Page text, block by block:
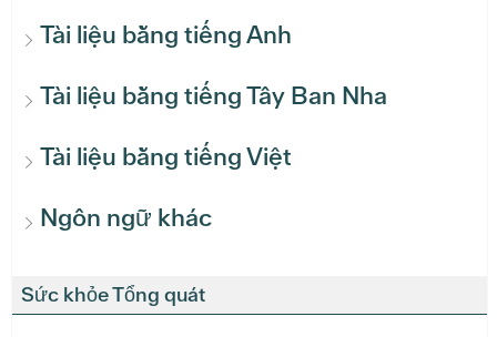
Tài liệu bằng tiếng Anh
Tài liệu bằng tiếng Tây Ban Nha
Tài liệu bằng tiếng Việt
Ngôn ngữ khác
Sức khỏe Tổng quát